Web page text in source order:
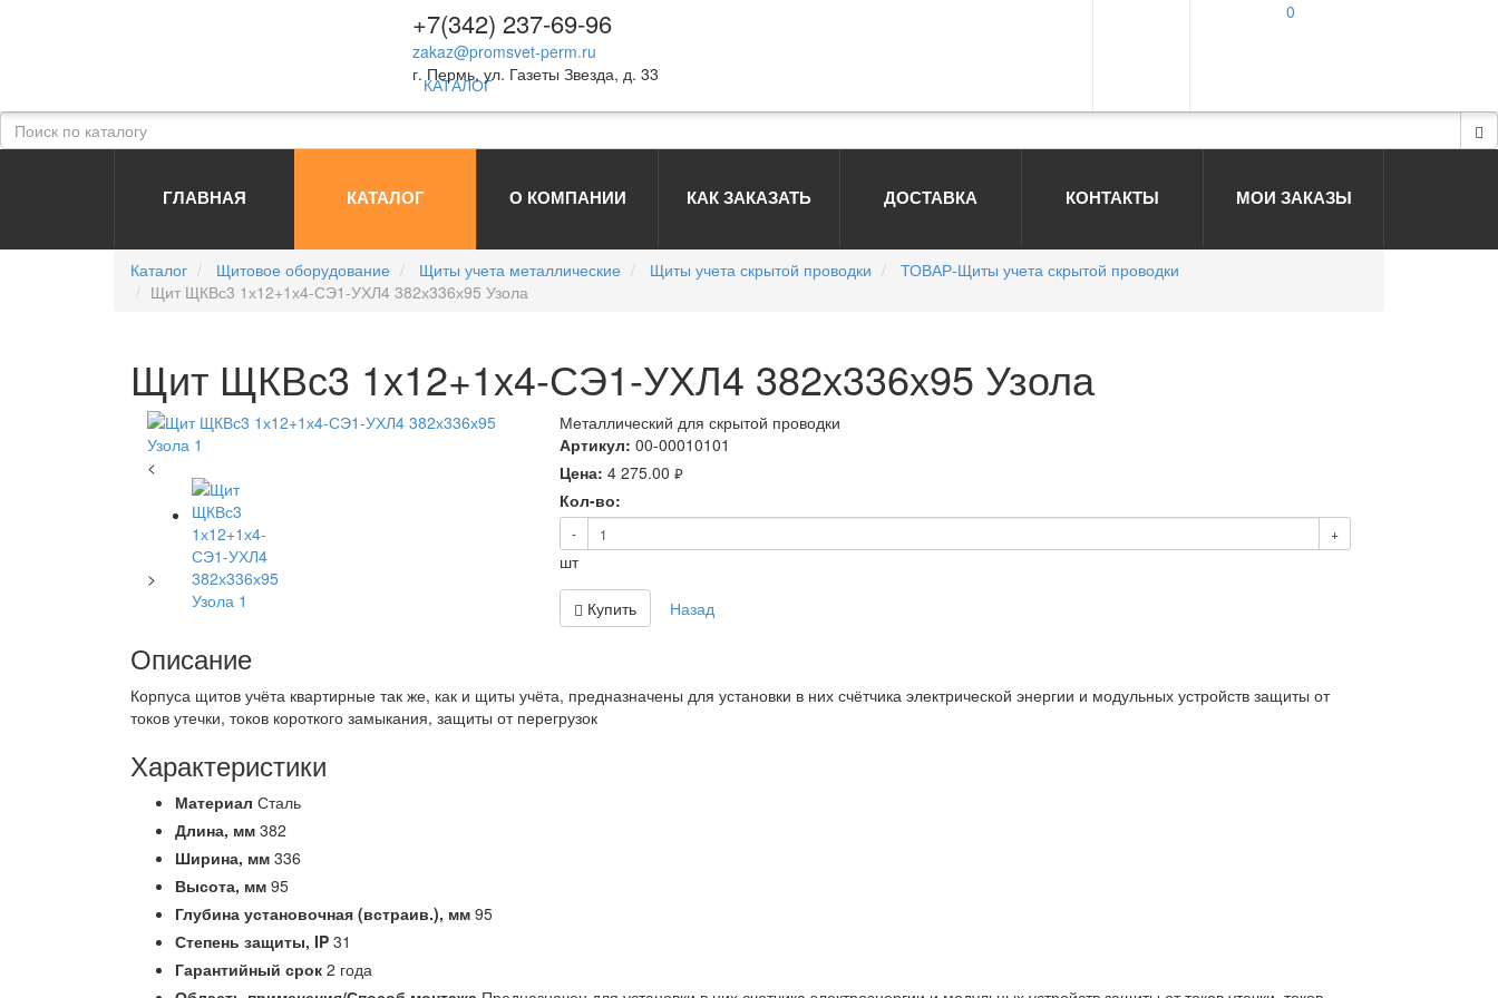
+7(342) 237-69-96
zakaz@promsvet-perm.ru
г. Пермь, ул. Газеты Звезда, д. 33
КАТАЛОГ
0
ГЛАВНАЯ КАТАЛОГ О КОМПАНИИ КАК ЗАКАЗАТЬ ДОСТАВКА КОНТАКТЫ МОИ ЗАКАЗЫ
Каталог Щитовое оборудование Щиты учета металлические Щиты учета скрытой проводки
ТОВАР-Щиты учета скрытой проводки
Щит ЩКВс3 1х12+1х4-СЭ1-УХЛ4 382х336х95 Узола
Щит ЩКВс3 1х12+1х4-СЭ1-УХЛ4 382х336х95 Узола
<
>
Металлический для скрытой проводки
Артикул: 00-00010101
Цена: 4 275.00 руб.
Кол-во:
- +
шт
Купить Назад
Описание
Корпуса щитов учёта квартирные так же, как и щиты учёта, предназначены для установки в них счётчика электрической энергии и модульных устройств защиты от
токов утечки, токов короткого замыкания, защиты от перегрузок
Характеристики
Материал Сталь
Длина, мм 382
Ширина, мм 336
Высота, мм 95
Глубина установочная (встраив.), мм 95
Степень защиты, IP 31
Гарантийный срок 2 года